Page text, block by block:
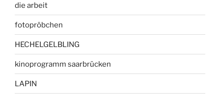
die arbeit
fotopröbchen
HECHELGELBLING
kinoprogramm saarbrücken
LAPIN